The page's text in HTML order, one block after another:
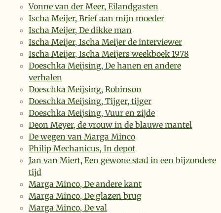
Vonne van der Meer, Eilandgasten
Ischa Meijer, Brief aan mijn moeder
Ischa Meijer, De dikke man
Ischa Meijer, Ischa Meijer de interviewer
Ischa Meijer, Ischa Meijers weekboek 1978
Doeschka Meijsing, De hanen en andere
verhalen
Doeschka Meijsing, Robinson
Doeschka Meijsing, Tijger, tijger
Doeschka Meijsing, Vuur en zijde
Deon Meyer, de vrouw in de blauwe mantel
De wegen van Marga Minco
Philip Mechanicus, In depot
Jan van Miert, Een gewone stad in een bijzondere
tijd
Marga Minco, De andere kant
Marga Minco, De glazen brug
Marga Minco, De val